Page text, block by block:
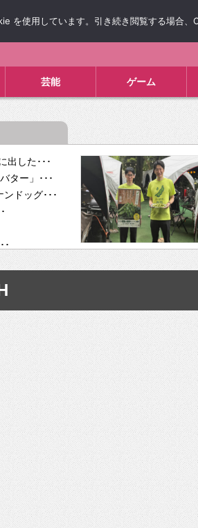
芸能 ゲーム
出した･･･
ター」･･･
ドッグ･･･
･
し･･･
･･･
を使用しています。引き続き閲覧する場合、